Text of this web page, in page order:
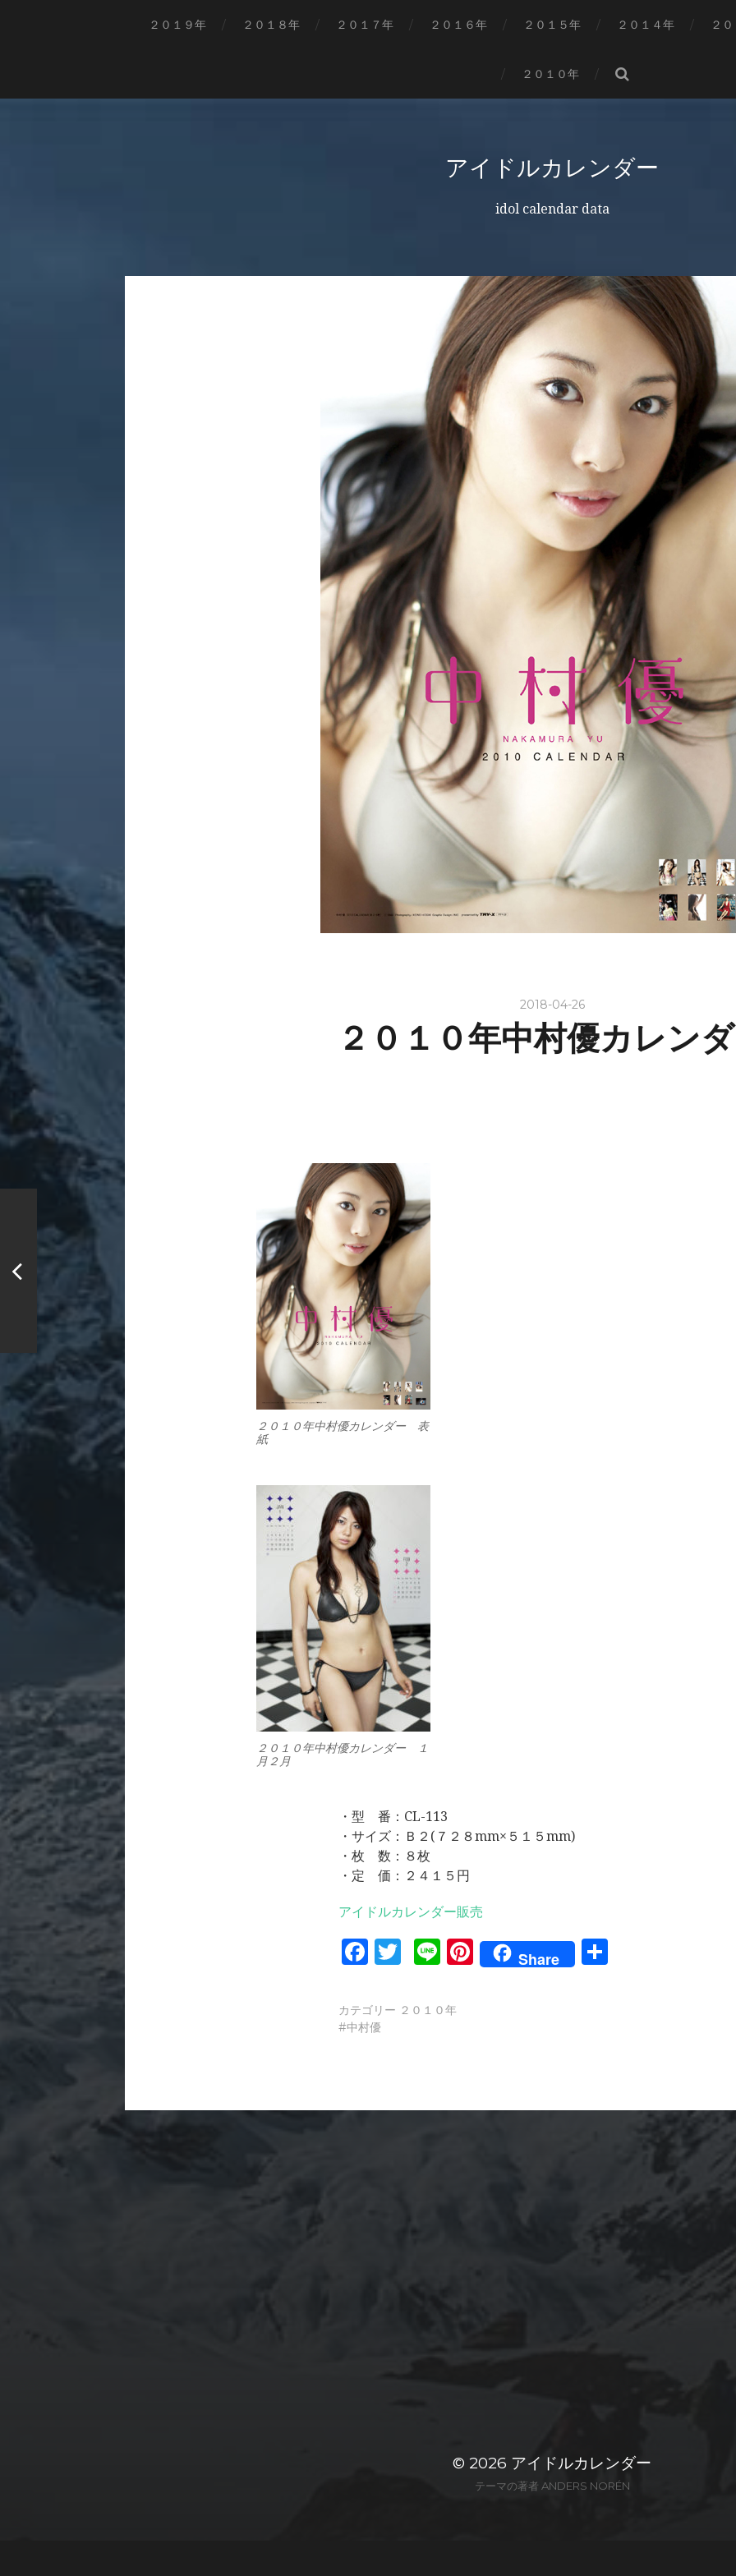
２０１９年 ２０１８年 ２０１７年 ２０１６年 ２０１５年 ２０１４年 ２
２０１０年
アイドルカレンダー
idol calendar data
2018-04-26
２０１０年中村優カレン
２０１０年中村優カレンダー 表
紙
２０１０年中村優カレンダー １
月２月
・型 番：CL-113
・サイズ：Ｂ２(７２８mm×５１５mm)
・枚 数：８枚
・定 価：２４１５円
アイドルカレンダー販売
Facebook
Twitter
LinePinterest
Share
カテゴリー ２０１０年
中村優
© 2026 アイドルカレンダー
テーマの著者 ANDERS NORÉN